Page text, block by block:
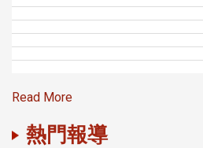
Read More
熱門報導